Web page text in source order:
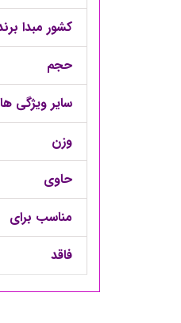
کشور مبدا
حجم
سایر ویژگی ها
وزن
حاوی
مناسب برای
فاقد